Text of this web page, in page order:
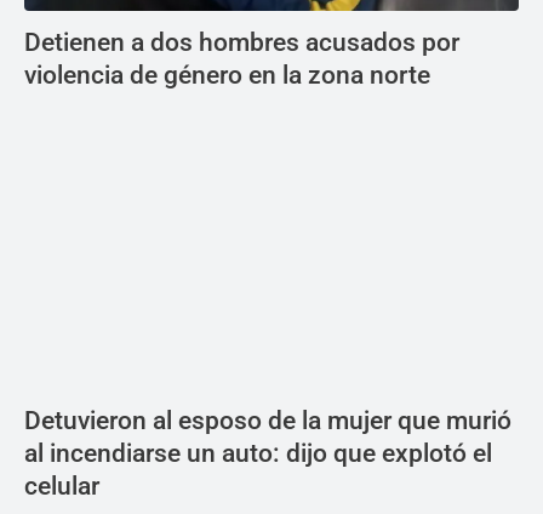
Detienen a dos hombres acusados por
violencia de género en la zona norte
Detuvieron al esposo de la mujer que murió
al incendiarse un auto: dijo que explotó el
celular